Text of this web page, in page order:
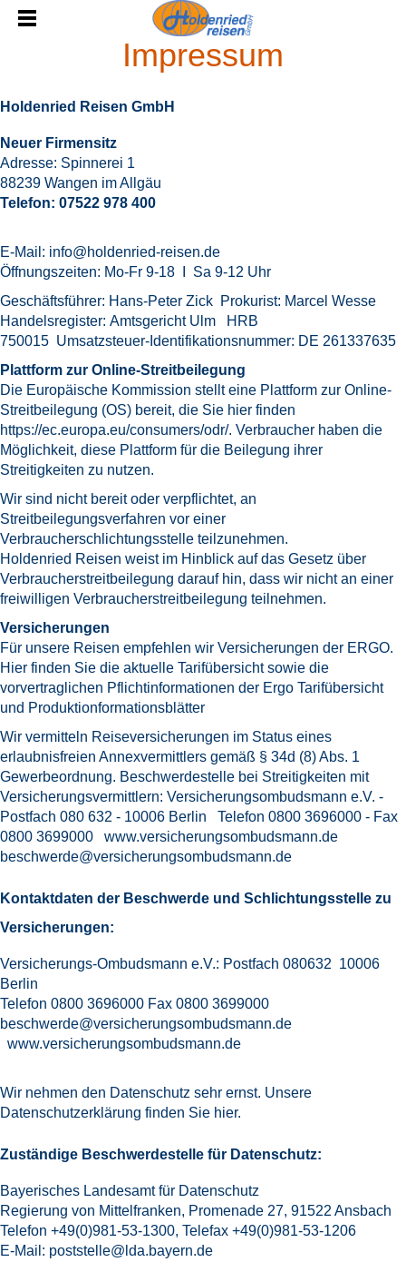
Impressum
Holdenried Reisen GmbH
Neuer Firmensitz
Adresse: Spinnerei 1
88239 Wangen im Allgäu
Telefon: 07522 978 400
E-Mail: info@holdenried-reisen.de
Öffnungszeiten: Mo-Fr 9-18 I Sa 9-12 Uhr
Geschäftsführer: Hans-Peter Zick Prokurist: Marcel Wesse
Handelsregister: Amtsgericht Ulm HRB
750015 Umsatzsteuer-Identifikationsnummer: DE 261337635
Plattform zur Online-Streitbeilegung
Die Europäische Kommission stellt eine Plattform zur Online-
Streitbeilegung (OS) bereit, die Sie hier finden
https://ec.europa.eu/consumers/odr/. Verbraucher haben die
Möglichkeit, diese Plattform für die Beilegung ihrer
Streitigkeiten zu nutzen.
Wir sind nicht bereit oder verpflichtet, an
Streitbeilegungsverfahren vor einer
Verbraucherschlichtungsstelle teilzunehmen.
Holdenried Reisen weist im Hinblick auf das Gesetz über
Verbraucherstreitbeilegung darauf hin, dass wir nicht an einer
freiwilligen Verbraucherstreitbeilegung teilnehmen.
Versicherungen
Für unsere Reisen empfehlen wir Versicherungen der ERGO.
Hier finden Sie die aktuelle Tarifübersicht sowie die
vorvertraglichen Pflichtinformationen der Ergo Tarifübersicht
und Produktionformationsblätter
Wir vermitteln Reiseversicherungen im Status eines
erlaubnisfreien Annexvermittlers gemäß § 34d (8) Abs. 1
Gewerbeordnung. Beschwerdestelle bei Streitigkeiten mit
Versicherungsvermittlern: Versicherungsombudsmann e.V. -
Postfach 080 632 - 10006 Berlin Telefon 0800 3696000 - Fax
0800 3699000 www.versicherungsombudsmann.de
beschwerde@versicherungsombudsmann.de
Kontaktdaten der Beschwerde und Schlichtungsstelle zu
Versicherungen:
Versicherungs-Ombudsmann e.V.: Postfach 080632 10006
Berlin
Telefon 0800 3696000 Fax 0800 3699000
beschwerde@versicherungsombudsmann.de
www.versicherungsombudsmann.de
Wir nehmen den Datenschutz sehr ernst. Unsere
Datenschutzerklärung finden Sie hier.
Zuständige Beschwerdestelle für Datenschutz:
Bayerisches Landesamt für Datenschutz
Regierung von Mittelfranken, Promenade 27, 91522 Ansbach
Telefon +49(0)981-53-1300, Telefax +49(0)981-53-1206
E-Mail: poststelle@lda.bayern.de